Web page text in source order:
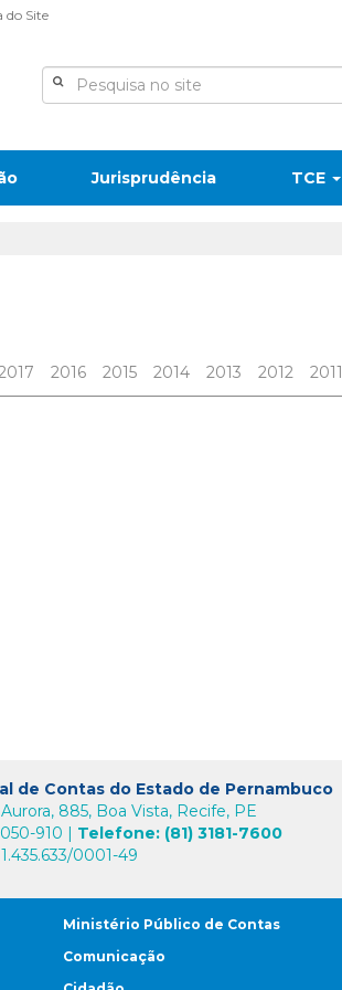
do Site
Jurisprudência TCE
2016 2015 2014 2013 2012 2011
de Contas do Estado de Pernambuco
885, Boa Vista, Recife, PE
910 | Telefone: (81) 3181-7600
0001-49
Ministério Público de Contas
Comunicação